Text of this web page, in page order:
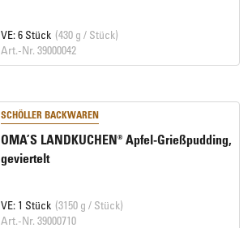
VE: 6 Stück (430 g / Stück)
Art.-Nr. 39000042
SCHÖLLER BACKWAREN
OMA’S LANDKUCHEN® Apfel-Grießpudding,
geviertelt
VE: 1 Stück (3150 g / Stück)
Art.-Nr. 39000710